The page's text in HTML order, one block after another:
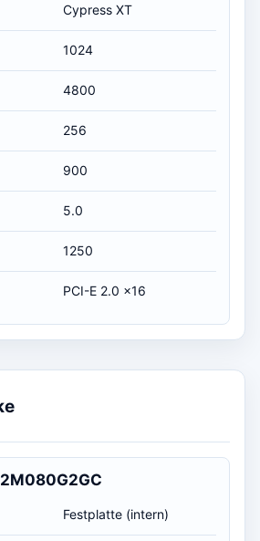
Cypress XT
1024
4800
256
900
5.0
1250
PCI-E 2.0 x16
Festplatte (intern)